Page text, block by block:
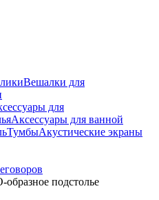
Вешалки для
для
Аксессуары для ванной
ТумбыАкустические экраны
подстолье